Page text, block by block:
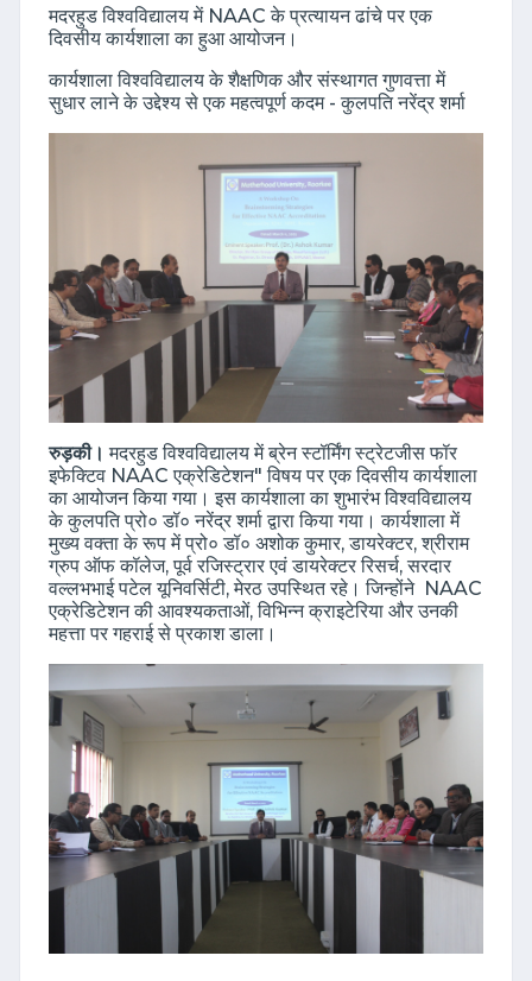
मदरहुड विश्वविद्यालय में NAAC के प्रत्यायन ढांचे पर एक
दिवसीय कार्यशाला का हुआ आयोजन।
कार्यशाला विश्वविद्यालय के शैक्षणिक और संस्थागत गुणवत्ता में
सुधार लाने के उद्देश्य से एक महत्वपूर्ण कदम - कुलपति नरेंद्र शर्मा
रुड़की। मदरहुड विश्वविद्यालय में ब्रेन स्टॉर्मिंग स्ट्रेटजीस फॉर
इफेक्टिव NAAC एक्रेडिटेशन" विषय पर एक दिवसीय कार्यशाला
का आयोजन किया गया। इस कार्यशाला का शुभारंभ विश्वविद्यालय
के कुलपति प्रो० डॉ० नरेंद्र शर्मा द्वारा किया गया। कार्यशाला में
मुख्य वक्ता के रूप में प्रो० डॉ० अशोक कुमार, डायरेक्टर, श्रीराम
ग्रुप ऑफ कॉलेज, पूर्व रजिस्ट्रार एवं डायरेक्टर रिसर्च, सरदार
वल्लभभाई पटेल यूनिवर्सिटी, मेरठ उपस्थित रहे। जिन्होंने NAAC
एक्रेडिटेशन की आवश्यकताओं, विभिन्न क्राइटेरिया और उनकी
महत्ता पर गहराई से प्रकाश डाला।